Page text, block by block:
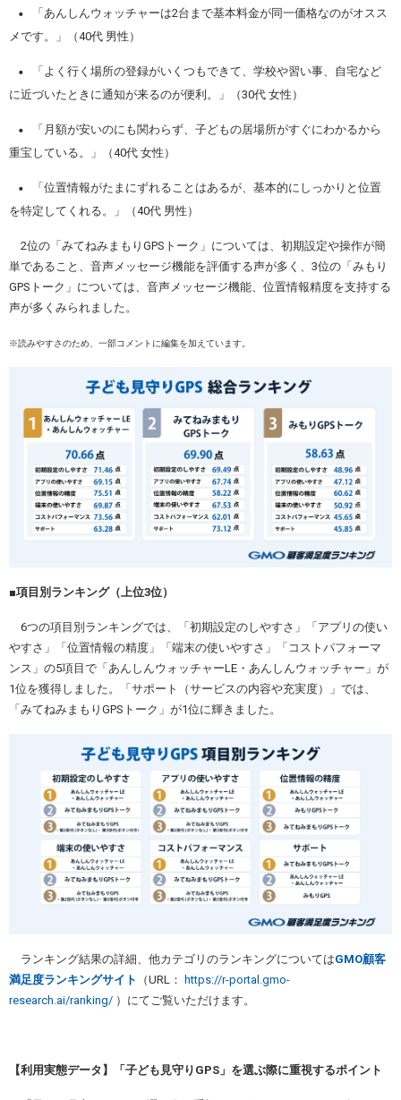
・
「あんしんウォッチャーは2台まで基本料金が同一価格なのがオスス
メです。」（40代 男性）
・
「よく行く場所の登録がいくつもできて、学校や習い事、自宅など
に近づいたときに通知が来るのが便利。」（30代 女性）
・
「月額が安いのにも関わらず、子どもの居場所がすぐにわかるから
重宝している。」（40代 女性）
・
「位置情報がたまにずれることはあるが、基本的にしっかりと位置
を特定してくれる。」（40代 男性）
2位の「みてねみまもりGPSトーク」については、初期設定や操作が簡
単であること、音声メッセージ機能を評価する声が多く、3位の「みもり
GPSトーク」については、音声メッセージ機能、位置情報精度を支持する
声が多くみられました。
※読みやすさのため、一部コメントに編集を加えています。
■項目別ランキング（上位3位）
6つの項目別ランキングでは、「初期設定のしやすさ」「アプリの使い
やすさ」「位置情報の精度」「端末の使いやすさ」「コストパフォーマ
ンス」の5項目で「あんしんウォッチャーLE・あんしんウォッチャー」が
1位を獲得しました。「サポート（サービスの内容や充実度）」では、
「みてねみまもりGPSトーク」が1位に輝きました。
ランキング結果の詳細、他カテゴリのランキングについてはGMO顧客
満足度ランキングサイト
（URL：
https://r-portal.gmo-
research.ai/ranking/ ）にてご覧いただけます。
【利用実態データ】「子ども見守りGPS」を選ぶ際に重視するポイント